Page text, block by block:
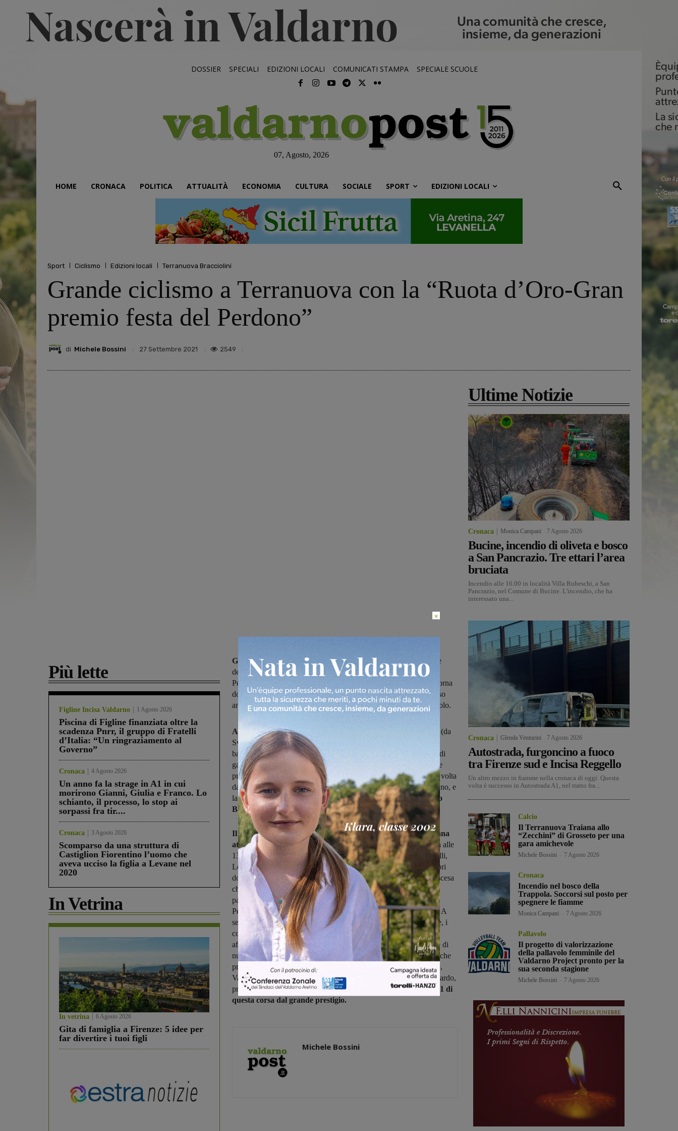
DOSSIER SPECIALI EDIZIONI LOCALI COMUNICATI STAMPA SPECIALE SCUOLE
07, Agosto, 2026
HOME CRONACA POLITICA ATTUALITÀ ECONOMIA CULTURA SOCIALE SPORT EDIZIONI LOCALI
Sport Ciclismo Edizioni locali Terranuova Bracciolini
Grande ciclismo a Terranuova con la “Ruota d’Oro-Gran
premio festa del Perdono”
di Michele Bossini 27 Settembre 2021 2549
Più lette
Figline Incisa Valdarno 1 Agosto 2026
Piscina di Figline finanziata oltre la
scadenza Pnrr, il gruppo di Fratelli
d’Italia: “Un ringraziamento al
Governo”
Cronaca 4 Agosto 2026
Un anno fa la strage in A1 in cui
morirono Gianni, Giulia e Franco. Lo
schianto, il processo, lo stop ai
sorpassi fra tir....
Cronaca 3 Agosto 2026
Scomparso da una struttura di
Castiglion Fiorentino l’uomo che
aveva ucciso la figlia a Levane nel
2020
In Vetrina
In vetrina 6 Agosto 2026
Gita di famiglia a Firenze: 5 idee per
far divertire i tuoi figli
Grande ciclismo a Terranuovacon la cinquantunesima edizione
della “Ruota d’Oro” e ottantanovesimo “Gran premio festa del
Perdono”, gara per elite e under 23 di livello internazionale che torna
domani (martedì 28 settembre)dopo la cancellazione dello scorso
anno causa pandemia e che è pronta a regalare un grande spettacolo.
Al via sono attese ventinove formazioni sei delle quali straniere (da
Svizzera, Olanda, Croazia, Russia, Slovenia e Austria), per una
battaglia fra centosettantasei corridori (il massimo per questo tipo di
gare) su una distanza dicentosettantatre chilometri.
Fra le squadre
presenti la Zalf, con Gabriele Benedetti
che passerà per la prima volta
dalla sua Montemarciano con indosso la maglia di campione italiano, e
la Colpack, che potrà schieare il neo-campione del mondoFilippo
Baroncini.
Il percorso, che toccando quest’anno anche il Tasso e la Traiana
attraverserà tutte le frazioni,prevede la partenza da Terranuova alle
13 e un primo tratto con la carovana che transiterà per Campogialli,
Loro, Castelfranco e la rotatoria delle Balze, quindi dopo i corridori
dovranno affrontare la salita di Montemarciano e la successiva discesa
che da Loro Ciuffenna riporterà la corsa a Terranuova, quindi il
passaggio per Cima Berna e Santa Maria per poi salire verso
Persignano, transitare per Loro Ciuffenna e tornare a Terranuova. A
seguire due volte il circuito Cima Berna-Santa Maria-Piantravigne, i
concorrenti faranno poi rotta verso il ponte Mocarini e il Tasso,
affronatare il Valcello e la Cicogna, poi passaggio per la Traiana e di
nuovo Terranuova, peril suono della campana e il tratto finaleche
prevede un altro passaggio per il Tasso e gli strappi di Monticello,
Valcello e della Cicogna che, inseriti non troppo lontano dal traguardo,
probabilmente andranno a decidereil vincitore dell’edizione 2021 di
questa corsa dal grande prestigio.
Michele Bossini
Ultime Notizie
Cronaca Monica Campani 7 Agosto 2026
Bucine, incendio di oliveta e bosco
a San Pancrazio. Tre ettari l’area
bruciata
Incendio alle 16.00 in località Villa Rubeschi, a San
Pancrazio, nel Comune di Bucine. L'incendio, che ha
interessato una...
Cronaca Glenda Venturini 7 Agosto 2026
Autostrada, furgoncino a fuoco
tra Firenze sud e Incisa Reggello
Un altro mezzo in fiamme nella cronaca di oggi. Questa
volta è successo in Autostrada A1, nel tratto fra...
Calcio
Il Terranuova Traiana allo
“Zecchini” di Grosseto per una
gara amichevole
Michele Bossini 7 Agosto 2026
Cronaca
Incendio nel bosco della
Trappola. Soccorsi sul posto per
spegnere le fiamme
Monica Campani 7 Agosto 2026
Pallavolo
Il progetto di valorizzazione
della pallavolo femminile del
Valdarno Project pronto per la
sua seconda stagione
Michele Bossini 7 Agosto 2026
×